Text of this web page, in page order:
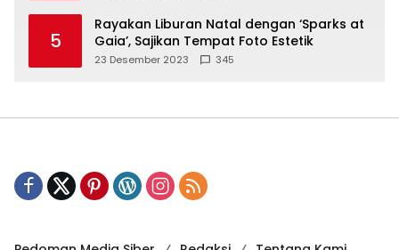
5
Rayakan Liburan Natal dengan ‘Sparks at
Gaia’, Sajikan Tempat Foto Estetik
23 Desember 2023 345